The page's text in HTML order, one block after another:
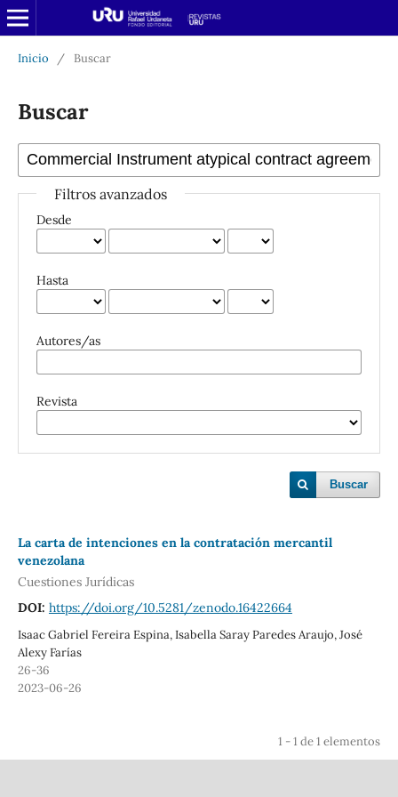
Inicio / Buscar
Buscar
Filtros avanzados
Desde
Hasta
Autores/as
Revista
Buscar
La carta de intenciones en la contratación mercantil
venezolana
Cuestiones Jurídicas
DOI: https://doi.org/10.5281/zenodo.16422664
Isaac Gabriel Fereira Espina, Isabella Saray Paredes Araujo, José
Alexy Farías
26-36
2023-06-26
1 - 1 de 1 elementos